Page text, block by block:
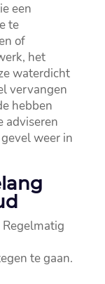
een
te
of
het
waterdicht
vervangen
hebben
adviseren
weer in
te gaan.​